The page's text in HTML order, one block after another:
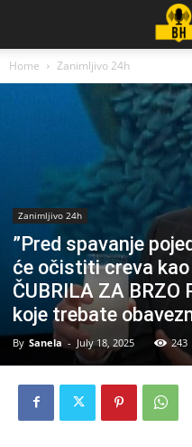
Home Zanimljivo 24h
Zanimljivo 24h
”Pred spavanje
će očistiti creva kao
ČUBRILA ZA BRZO
koje trebate
By Sanela - July 18, 2025 243